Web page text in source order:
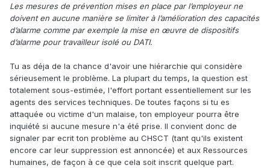
Les mesures de prévention mises en place par l’employeur ne
doivent en aucune manière se limiter à l’amélioration des capacités
d’alarme comme par exemple la mise en œuvre de dispositifs
d’alarme pour travailleur isolé ou DATI.
Tu as déja de la chance d'avoir une hiérarchie qui considère
sérieusement le problème. La plupart du temps, la question est
totalement sous-estimée, l'effort portant essentiellement sur les
agents des services techniques. De toutes façons si tu es
attaquée ou victime d'un malaise, ton employeur pourra être
inquiété si aucune mesure n'a été prise. Il convient donc de
signaler par ecrit ton problème au CHSCT (tant qu'ils existent
encore car leur suppression est annoncée) et aux Ressources
humaines, de façon à ce que cela soit inscrit quelque part.